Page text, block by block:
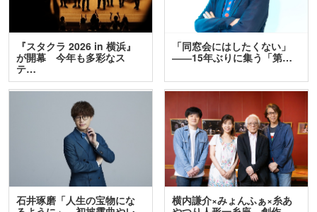
『スタクラ 2026 in 横浜』
が開幕 今年も多彩なス
テ…
「同窓会にはしたくない」
――15年ぶりに集う「第…
石井琢磨「人生の宝物にな
横内謙介×みょんふぁ×糸あ